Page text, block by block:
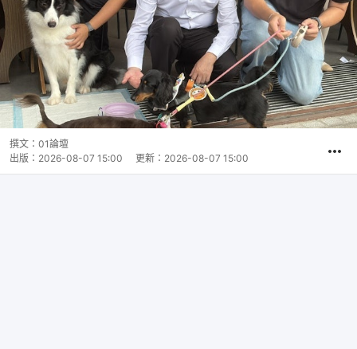
撰文： 01論壇
出版： 2026-08-07 15:00 更新： 2026-08-07 15:00